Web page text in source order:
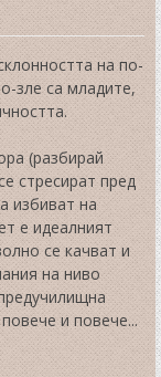
на по-
зле са младите,
(разбирай
стресират пред
избиват на
е идеалният
се качват и
на ниво
и повече...